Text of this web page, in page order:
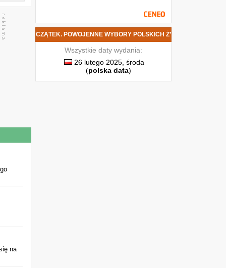
na
POWOJENNE WYBORY POLSKICH ŻYDÓW DATA PREMIERY
Wszystkie daty wydania:
26 lutego 2025, środa
(polska data)